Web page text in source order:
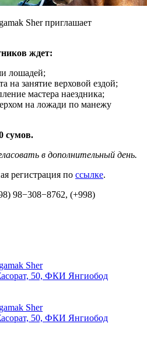
Sher приглашает
ждет:
лошадей;
на занятие верховой ездой;
мастера наездника;
на ложади по манежу
сумов.
в дополнительный день.
регистрация по ссылке.
98−308−8762, (+998)
Sher
50, ФКИ Янгиобод
Sher
50, ФКИ Янгиобод